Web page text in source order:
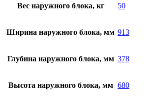
Вес наружного блока, кг 50
Ширина наружного блока, мм 913
Глубина наружного блока, мм 378
Высота наружного блока, мм 680